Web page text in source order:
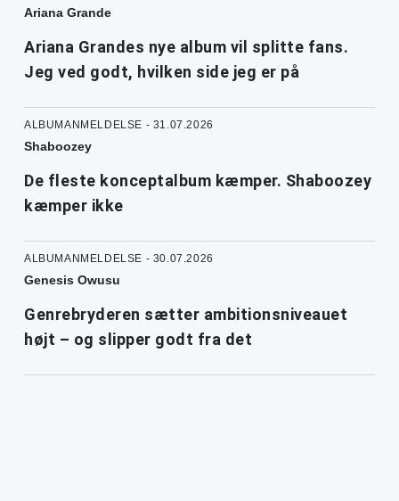
Ariana Grande
Ariana Grandes nye album vil splitte fans.
Jeg ved godt, hvilken side jeg er på
ALBUMANMELDELSE - 31.07.2026
Shaboozey
De fleste konceptalbum kæmper. Shaboozey
kæmper ikke
ALBUMANMELDELSE - 30.07.2026
Genesis Owusu
Genrebryderen sætter ambitionsniveauet
højt – og slipper godt fra det